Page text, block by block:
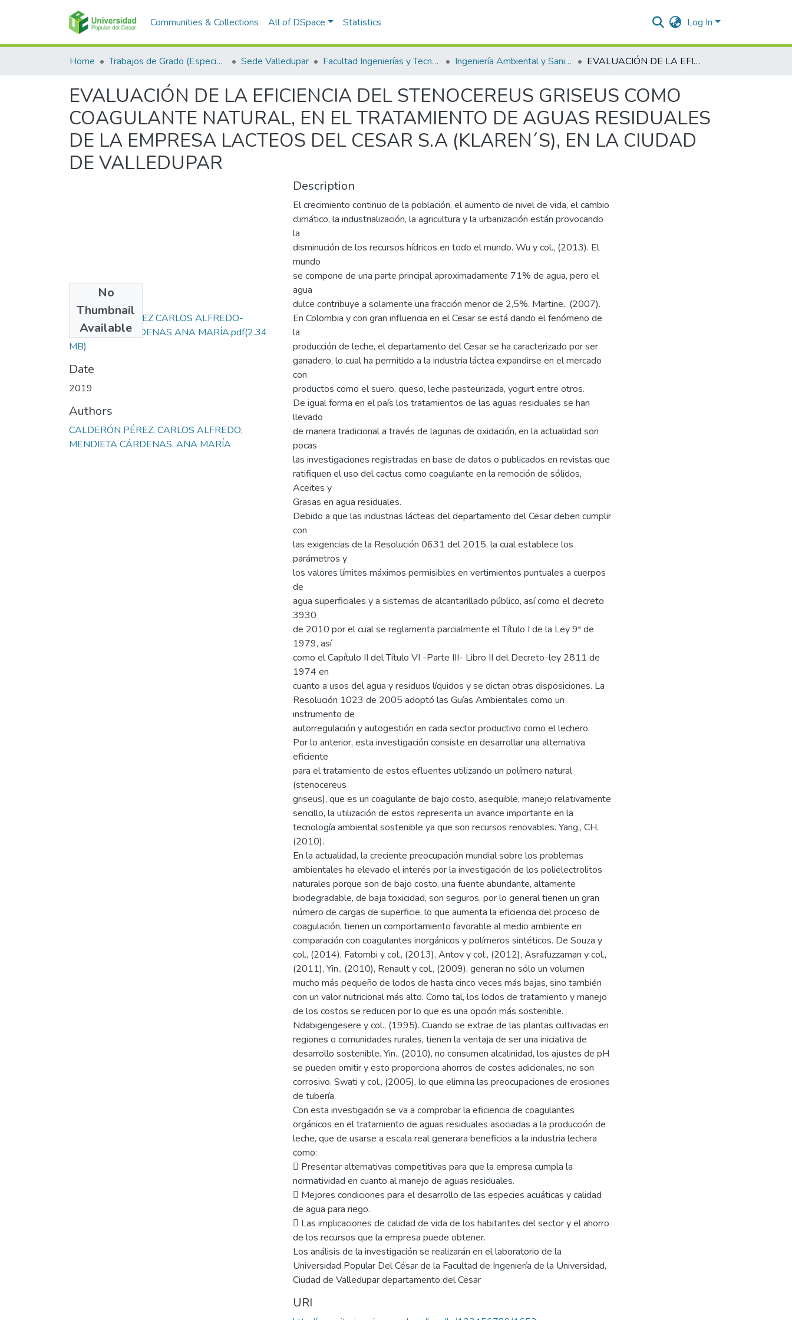
Communities & Collections All of DSpace Statistics Log In
Home Trabajos de Grado (Especializaciones y Pregrados) Sede Valledupar Facultad Ingenierías y Tecnologías Ingeniería Ambiental y Sanitaria. EVALUACIÓN DE LA EFICIENCIA DEL STENOCEREUS GRISEUS COMO COAGULANTE NATURAL, EN EL TRATAMIENTO DE AGUAS RESIDUALES DE LA EMPRESA LACTEOS DEL CESAR S.A (KLAREN´S), EN LA CIUDAD DE VALLEDUPAR
EVALUACIÓN DE LA EFICIENCIA DEL STENOCEREUS GRISEUS COMO
COAGULANTE NATURAL, EN EL TRATAMIENTO DE AGUAS RESIDUALES
DE LA EMPRESA LACTEOS DEL CESAR S.A (KLAREN´S), EN LA CIUDAD
DE VALLEDUPAR
No
Thumbnail
Available
CALDERÓN PÉREZ CARLOS ALFREDO-
MENDIETA CÁRDENAS ANA MARÍA.pdf(2.34
MB)
Date
2019
Authors
CALDERÓN PÉREZ, CARLOS ALFREDO;
MENDIETA CÁRDENAS, ANA MARÍA
Description
El crecimiento continuo de la población, el aumento de nivel de vida, el cambio
climático, la industrialización, la agricultura y la urbanización están provocando
la
disminución de los recursos hídricos en todo el mundo. Wu y col., (2013). El
mundo
se compone de una parte principal aproximadamente 71% de agua, pero el
agua
dulce contribuye a solamente una fracción menor de 2,5%. Martine., (2007).
En Colombia y con gran influencia en el Cesar se está dando el fenómeno de
la
producción de leche, el departamento del Cesar se ha caracterizado por ser
ganadero, lo cual ha permitido a la industria láctea expandirse en el mercado
con
productos como el suero, queso, leche pasteurizada, yogurt entre otros.
De igual forma en el país los tratamientos de las aguas residuales se han
llevado
de manera tradicional a través de lagunas de oxidación, en la actualidad son
pocas
las investigaciones registradas en base de datos o publicados en revistas que
ratifiquen el uso del cactus como coagulante en la remoción de sólidos,
Aceites y
Grasas en agua residuales.
Debido a que las industrias lácteas del departamento del Cesar deben cumplir
con
las exigencias de la Resolución 0631 del 2015, la cual establece los
parámetros y
los valores límites máximos permisibles en vertimientos puntuales a cuerpos
de
agua superficiales y a sistemas de alcantarillado público, así como el decreto
3930
de 2010 por el cual se reglamenta parcialmente el Título I de la Ley 9ª de
1979, así
como el Capítulo II del Título VI -Parte III- Libro II del Decreto-ley 2811 de
1974 en
cuanto a usos del agua y residuos líquidos y se dictan otras disposiciones. La
Resolución 1023 de 2005 adoptó las Guías Ambientales como un
instrumento de
autorregulación y autogestión en cada sector productivo como el lechero.
Por lo anterior, esta investigación consiste en desarrollar una alternativa
eficiente
para el tratamiento de estos efluentes utilizando un polímero natural
(stenocereus
griseus), que es un coagulante de bajo costo, asequible, manejo relativamente
sencillo, la utilización de estos representa un avance importante en la
tecnología ambiental sostenible ya que son recursos renovables. Yang., CH.
(2010).
En la actualidad, la creciente preocupación mundial sobre los problemas
ambientales ha elevado el interés por la investigación de los polielectrolitos
naturales porque son de bajo costo, una fuente abundante, altamente
biodegradable, de baja toxicidad, son seguros, por lo general tienen un gran
número de cargas de superficie, lo que aumenta la eficiencia del proceso de
coagulación, tienen un comportamiento favorable al medio ambiente en
comparación con coagulantes inorgánicos y polímeros sintéticos. De Souza y
col., (2014), Fatombi y col., (2013), Antov y col., (2012), Asrafuzzaman y col.,
(2011), Yin., (2010), Renault y col., (2009), generan no sólo un volumen
mucho más pequeño de lodos de hasta cinco veces más bajas, sino también
con un valor nutricional más alto. Como tal, los lodos de tratamiento y manejo
de los costos se reducen por lo que es una opción más sostenible.
Ndabigengesere y col., (1995). Cuando se extrae de las plantas cultivadas en
regiones o comunidades rurales, tienen la ventaja de ser una iniciativa de
desarrollo sostenible. Yin., (2010), no consumen alcalinidad, los ajustes de pH
se pueden omitir y esto proporciona ahorros de costes adicionales, no son
corrosivo. Swati y col., (2005), lo que elimina las preocupaciones de erosiones
de tubería.
Con esta investigación se va a comprobar la eficiencia de coagulantes
orgánicos en el tratamiento de aguas residuales asociadas a la producción de
leche, que de usarse a escala real generara beneficios a la industria lechera
como:
 Presentar alternativas competitivas para que la empresa cumpla la
normatividad en cuanto al manejo de aguas residuales.
 Mejores condiciones para el desarrollo de las especies acuáticas y calidad
de agua para riego.
 Las implicaciones de calidad de vida de los habitantes del sector y el ahorro
de los recursos que la empresa puede obtener.
Los análisis de la investigación se realizarán en el laboratorio de la
Universidad Popular Del César de la Facultad de Ingeniería de la Universidad,
Ciudad de Valledupar departamento del Cesar
URI